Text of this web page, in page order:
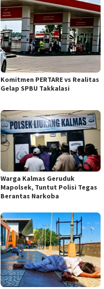
Komitmen PERTARE vs Realitas
Gelap SPBU Takkalasi
Warga Kalmas Geruduk
Mapolsek, Tuntut Polisi Tegas
Berantas Narkoba